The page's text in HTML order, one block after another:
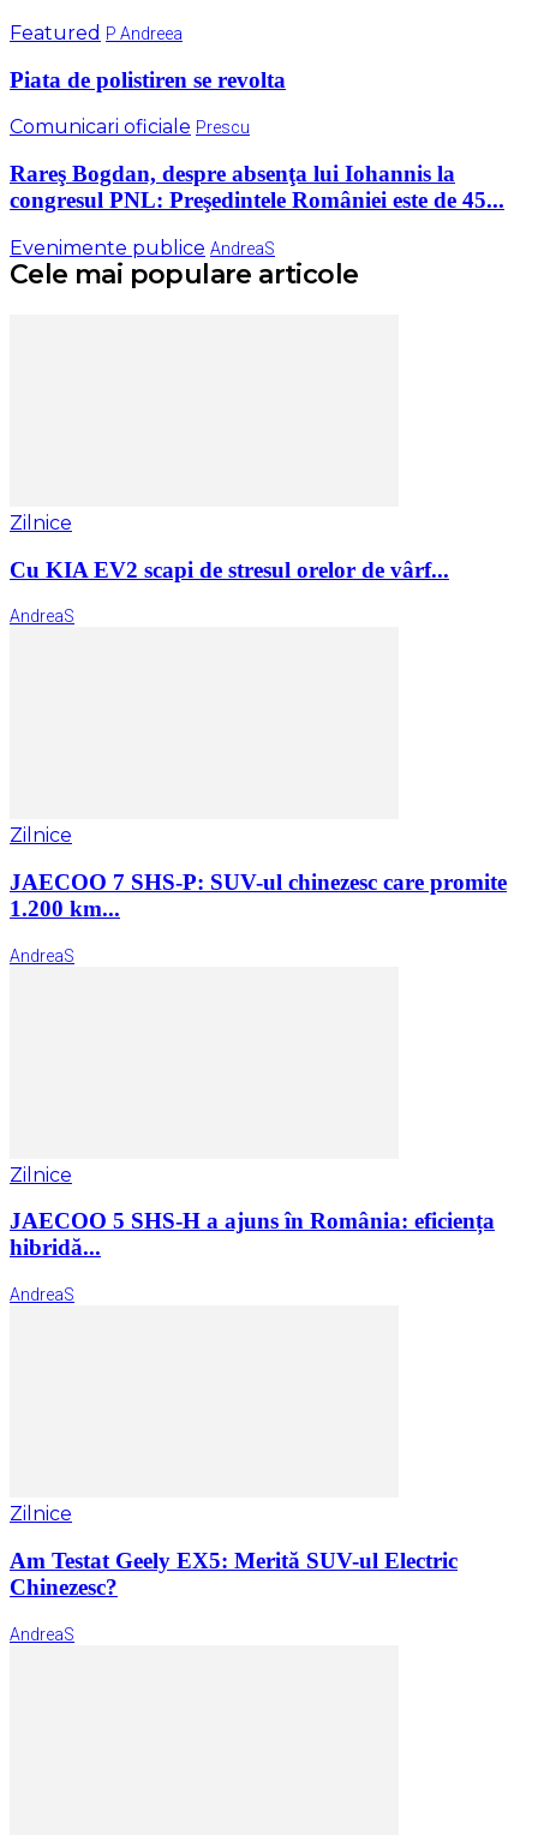
Featured P Andreea
Piata de polistiren se revolta
Comunicari oficiale Prescu
Rareş Bogdan, despre absenţa lui Iohannis la
congresul PNL: Preşedintele României este de 45...
Evenimente publice AndreaS
Cele mai populare articole
Zilnice
Cu KIA EV2 scapi de stresul orelor de vârf...
AndreaS
Zilnice
JAECOO 7 SHS-P: SUV-ul chinezesc care promite
1.200 km...
AndreaS
Zilnice
JAECOO 5 SHS-H a ajuns în România: eficiența
hibridă...
AndreaS
Zilnice
Am Testat Geely EX5: Merită SUV-ul Electric
Chinezesc?
AndreaS